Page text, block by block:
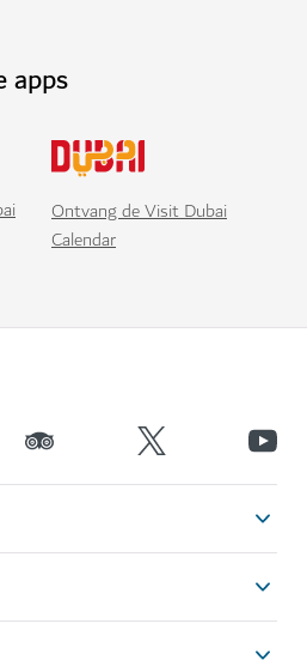
apps
Ontvang de Visit Dubai
Calendar